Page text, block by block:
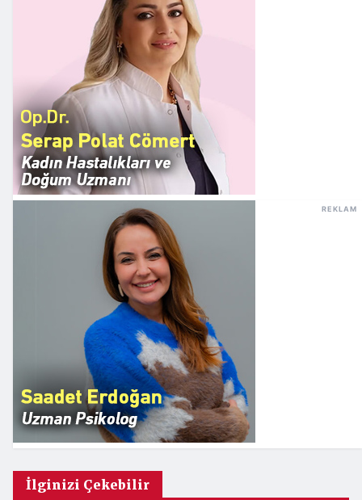
REKLAM
İlginizi Çekebilir